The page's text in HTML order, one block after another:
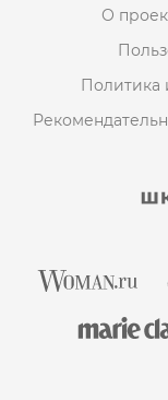
О
Политика